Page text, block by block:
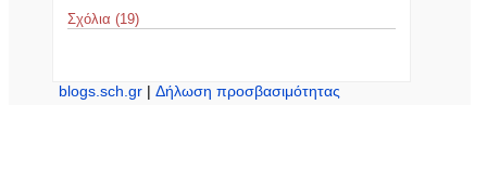
Σχόλια (19)
blogs.sch.gr| Δήλωση προσβασιμότητας